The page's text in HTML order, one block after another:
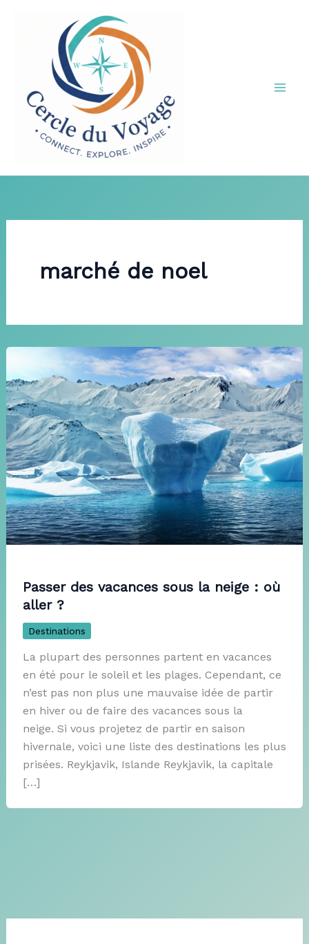
marché de noel
Passer des vacances sous la neige : où
aller ?
Destinations
La plupart des personnes partent en vacances
en été pour le soleil et les plages. Cependant, ce
n’est pas non plus une mauvaise idée de partir
en hiver ou de faire des vacances sous la
neige. Si vous projetez de partir en saison
hivernale, voici une liste des destinations les plus
prisées. Reykjavik, Islande Reykjavik, la capitale
[…]